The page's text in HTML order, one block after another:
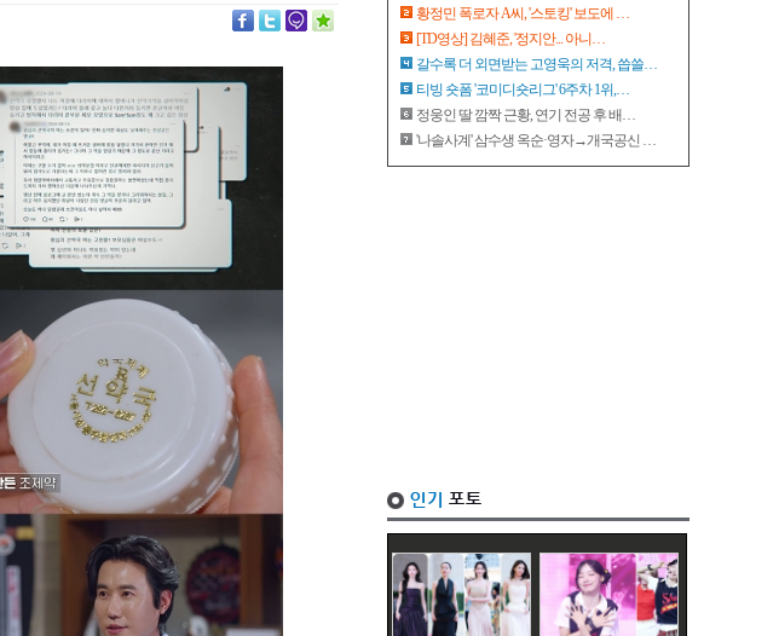
황정민 폭로자 A씨, '스토킹' 보도에 …
[TD영상] 김혜준, '정지안... 아니…
갈수록 더 외면받는 고영욱의 저격, 씁쓸…
티빙 숏폼 '코미디숏리그' 6주차 1위,…
정웅인 딸 깜짝 근황, 연기 전공 후 배…
'나솔사계' 삼수생 옥순·영자→개국공신 …